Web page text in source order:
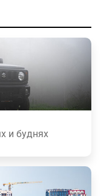
и буднях